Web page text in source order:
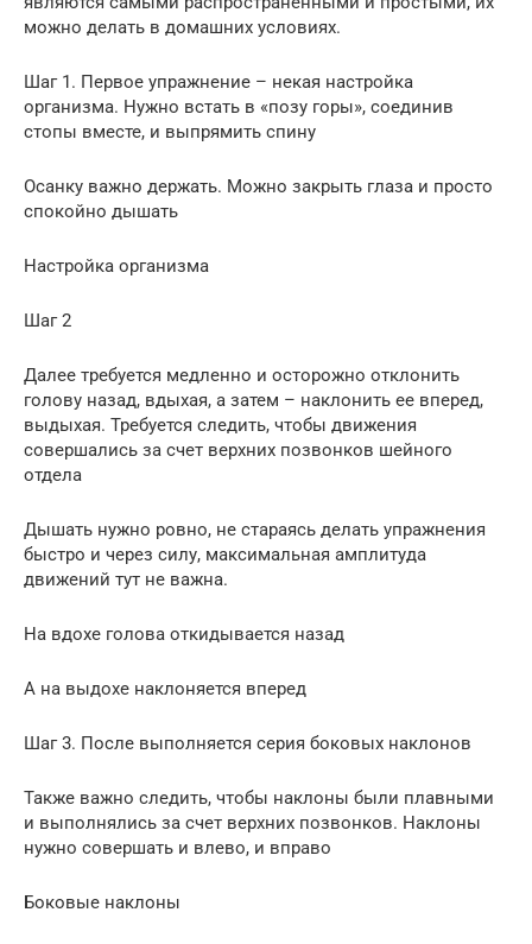
можно делать в домашних условиях.
Шаг 1. Первое упражнение – некая настройка
организма. Нужно встать в «позу горы», соединив
стопы вместе, и выпрямить спину
Осанку важно держать. Можно закрыть глаза и просто
спокойно дышать
Настройка организма
Шаг 2
Далее требуется медленно и осторожно отклонить
голову назад, вдыхая, а затем – наклонить ее вперед,
выдыхая. Требуется следить, чтобы движения
совершались за счет верхних позвонков шейного
отдела
Дышать нужно ровно, не стараясь делать упражнения
быстро и через силу, максимальная амплитуда
движений тут не важна.
На вдохе голова откидывается назад
А на выдохе наклоняется вперед
Шаг 3. После выполняется серия боковых наклонов
Также важно следить, чтобы наклоны были плавными
и выполнялись за счет верхних позвонков. Наклоны
нужно совершать и влево, и вправо
Боковые наклоны